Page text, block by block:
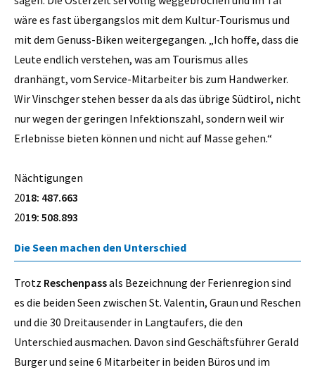
wäre es fast übergangslos mit dem Kultur-Tourismus und
mit dem Genuss-Biken weitergegangen. „Ich hoffe, dass die
Leute endlich verstehen, was am Tourismus alles
dranhängt, vom Service-Mitarbeiter bis zum Handwerker.
Wir Vinschger stehen besser da als das übrige Südtirol, nicht
nur wegen der geringen Infektionszahl, sondern weil wir
Erlebnisse bieten können und nicht auf Masse gehen.“
Nächtigungen
2018: 487.663
2019: 508.893
Die Seen machen den Unterschied
Trotz Reschenpassals Bezeichnung der Ferienregion sind
es die beiden Seen zwischen St. Valentin, Graun und Reschen
und die 30 Dreitausender in Langtaufers, die den
Unterschied ausmachen. Davon sind Geschäftsführer Gerald
Burger und seine 6 Mitarbeiter in beiden Büros und im